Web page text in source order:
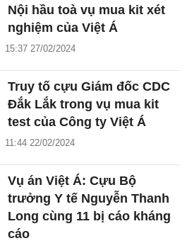
Nội hầu toà vụ mua kit xét
nghiệm của Việt Á
15:37 27/02/2024
Truy tố cựu Giám đốc CDC
Đắk Lắk trong vụ mua kit
test của Công ty Việt Á
11:44 22/02/2024
Vụ án Việt Á: Cựu Bộ
trưởng Y tế Nguyễn Thanh
Long cùng 11 bị cáo kháng
cáo